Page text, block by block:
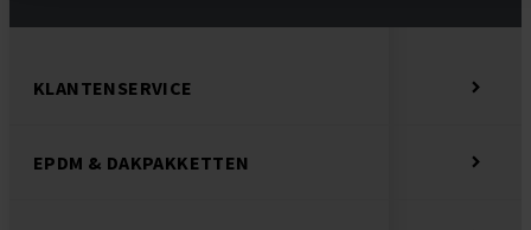
KLANTENSERVICE
EPDM & DAKPAKKETTEN